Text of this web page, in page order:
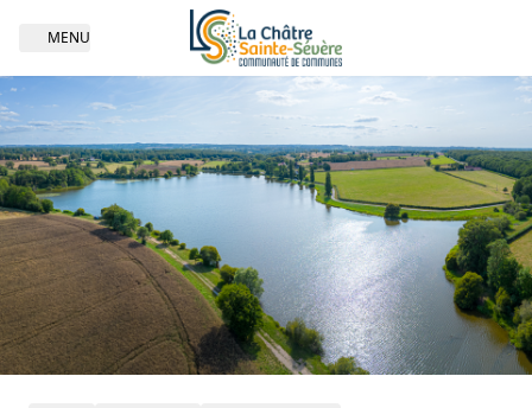
Thématique | ENVIRONNEMENT
Open navigation
MENU